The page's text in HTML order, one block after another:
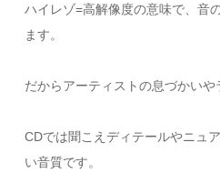
ハイレゾ=高解像度の意味で、音
ます。
だからアーティストの息づかい
CDでは聞こえディテールやニュ
い音質です。